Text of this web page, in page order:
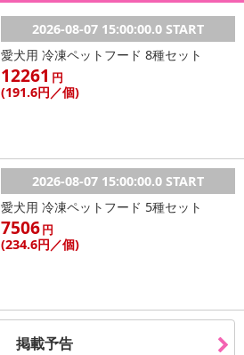
2026-08-07 15:00:00.0 START
愛犬用 冷凍ペットフード 8種セット
12261 円
(191.6円 ／個)
2026-08-07 15:00:00.0 START
愛犬用 冷凍ペットフード 5種セット
7506円
(234.6円 ／個)
掲載予告